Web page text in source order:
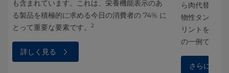
も含まれています。これは、栄養機能表示のあ
る製品を積極的に求める今日の消費者の 74% に
とって重要な要素です。
2
詳しく見る
ら肉代替製品
物性タンパク
リントを削減
の一例です
さらに詳し